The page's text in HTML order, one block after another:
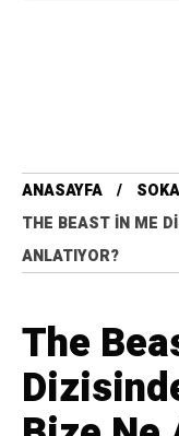
ANASAYFA
THE BEAST IN ME
ANLATIYOR?
The